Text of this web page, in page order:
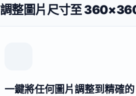
調整圖片尺寸至
一鍵將任何圖片調整到精確的